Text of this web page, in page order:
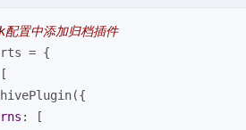
置中添加归档插件
= {
: [